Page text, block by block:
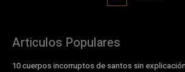
Articulos Populares
10 cuerpos incorruptos de santos sin